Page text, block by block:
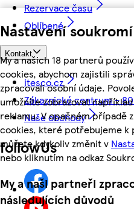
Nastavení
My a našich 18 partnerů
cookies, abychom zajistili
zpracovali osobní údaje.
umožníte zobrazovat
reklamu. V opačném případě
cookies, které potřebujeme k
můžete kdykoliv změnit v
nebo kliknutím na odkaz
My a naši partneři
následujících důvodů
Rezervace času
Oblíbené
Kontakt
itesco.cz
Zákaznické centrum -
Naše obchody
followUs